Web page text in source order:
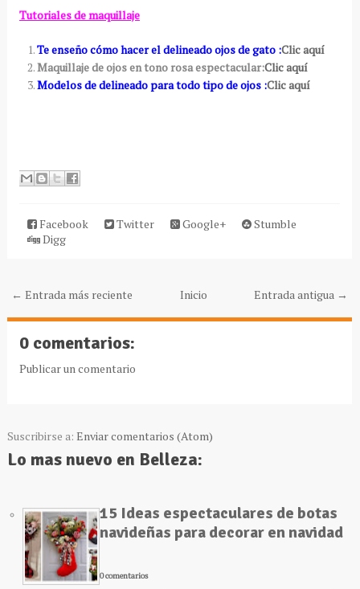
Tutoriales de maquillaje
Te enseño cómo hacer el delineado ojos de gato :Clic aquí
Maquillaje de ojos en tono rosa espectacular:Clic aquí
Modelos de delineado para todo tipo de ojos :Clic aquí
Facebook Twitter Google+
Stumble
Digg
← Entrada más reciente Entrada antigua →
Inicio
0 comentarios:
Publicar un comentario
Suscribirse a: Enviar comentarios (Atom)
Lo mas nuevo en Belleza:
15 Ideas espectaculares de botas
navideñas para decorar en navidad
0 comentarios